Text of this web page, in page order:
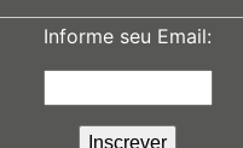
Informe seu Email: